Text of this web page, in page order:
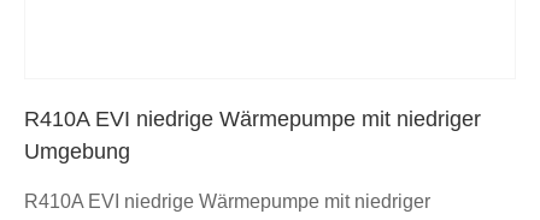
R410A EVI niedrige Wärmepumpe mit niedriger
Umgebung
R410A EVI niedrige Wärmepumpe mit niedriger